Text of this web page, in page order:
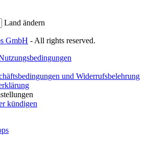
Land ändern
GmbH - All rights reserved.
und Widerrufsbelehrung
kündigen